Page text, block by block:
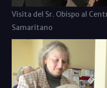
Visita del Sr. Obispo al
Samaritano